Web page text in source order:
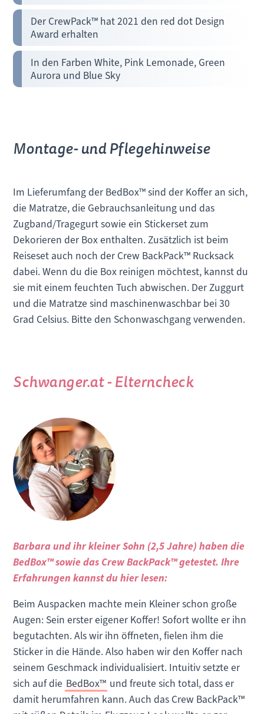
Der CrewPack™ hat 2021 den red dot Design
Award erhalten
In den Farben White, Pink Lemonade, Green
Aurora und Blue Sky
Montage- und Pflegehinweise
Im Lieferumfang der BedBox™ sind der Koffer an sich,
die Matratze, die Gebrauchsanleitung und das
Zugband/Tragegurt sowie ein Stickerset zum
Dekorieren der Box enthalten. Zusätzlich ist beim
Reiseset auch noch der Crew BackPack™ Rucksack
dabei. Wenn du die Box reinigen möchtest, kannst du
sie mit einem feuchten Tuch abwischen. Der Zuggurt
und die Matratze sind maschinenwaschbar bei 30
Grad Celsius. Bitte den Schonwaschgang verwenden.
Schwanger.at - Elterncheck
Barbara und ihr kleiner Sohn (2,5 Jahre) haben die
BedBox™ sowie das Crew BackPack™ getestet. Ihre
Erfahrungen kannst du hier lesen:
Beim Auspacken machte mein Kleiner schon große
Augen: Sein erster eigener Koffer! Sofort wollte er ihn
begutachten. Als wir ihn öffneten, fielen ihm die
Sticker in die Hände. Also haben wir den Koffer nach
seinem Geschmack individualisiert. Intuitiv setzte er
sich auf die BedBox™ und freute sich total, dass er
damit herumfahren kann. Auch das Crew BackPack™